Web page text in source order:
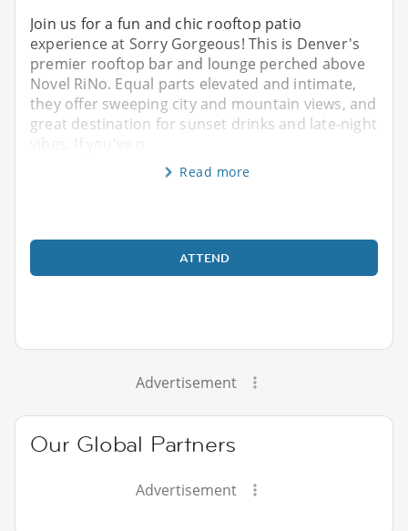
Join us for a fun and chic rooftop patio
experience at Sorry Gorgeous! This is Denver's
premier rooftop bar and lounge perched above
Novel RiNo. Equal parts elevated and intimate,
they offer sweeping city and mountain views, and
great destination for sunset drinks and late-night
vibes. If you've n
Read more
ATTEND
Advertisement
Our Global Partners
Advertisement